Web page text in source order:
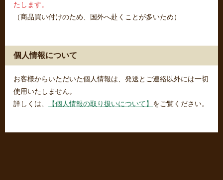
たします。
（商品買い付けのため、国外へ赴くことが多いため）
個人情報について
お客様からいただいた個人情報は、発送とご連絡以外には一切
使用いたしません。
詳しくは、
【個人情報の取り扱いについて】 をご覧ください。